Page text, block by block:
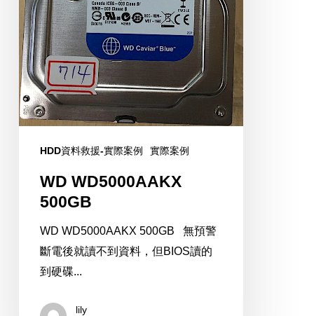
HDD資料救援-實際案例 實際案例
WD WD5000AAKX
500GB
WD WD5000AAKX 500GB 無預警
斷電後就讀不到資料，但BIOS讀的
到硬碟...
lily